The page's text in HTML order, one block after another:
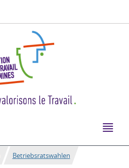
Betriebsratswahlen